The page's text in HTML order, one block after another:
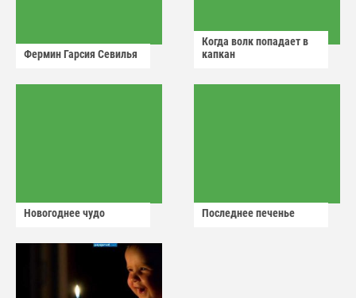
Фермин Гарсия Севилья
Когда волк попадает в
капкан
Новогоднее чудо Последнее печенье